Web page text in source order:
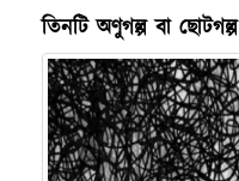
তিনটি অণুগল্প বা ছোটগল্প